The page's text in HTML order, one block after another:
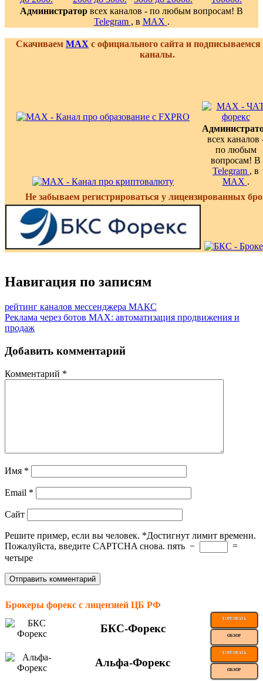
Администратор всех каналов - по любым вопросам! В
Telegram , в MAX .
Скачиваем MAX с официального сайта и
каналы.
всех каналов
по любым
вопросам! В
Telegram , в
MAX .
Не забываем регистрироваться у лицензированных
Навигация по записям
рейтинг каналов мессенджера МАКС
Реклама через ботов MAX: автоматизация продвижения и
продаж
Добавить комментарий
Комментарий *
Имя *
Email *
Сайт
Решите пример, если вы человек. *Достигнут лимит времени.
Пожалуйста, введите CAPTCHA снова. пять −
=
четыре
Брокеры форекс с лицензией ЦБ РФ
БКС-Форекс
ТОРГОВАТЬ
ОБЗОР
Альфа-Форекс
ТОРГОВАТЬ
ОБЗОР